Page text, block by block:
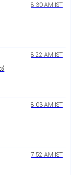
8:30 AM IST
8:22 AM IST
8:03 AM IST
7:52 AM IST